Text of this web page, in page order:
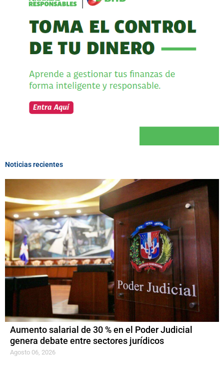
Noticias recientes
Aumento salarial de 30 % en el Poder Judicial
genera debate entre sectores jurídicos
Agosto 06, 2026